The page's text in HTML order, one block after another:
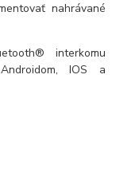
nahrávané
interkomu
IOS a